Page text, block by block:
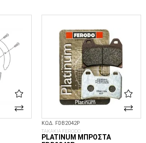
ΚΩΔ. FDB2042P
ΤΑΚΑΚΙΑ FERODO
PLATINUM ΜΠΡΟΣΤΆ